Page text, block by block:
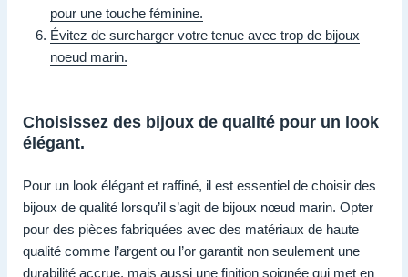
pour une touche féminine.
Évitez de surcharger votre tenue avec trop de bijoux
noeud marin.
Choisissez des bijoux de qualité pour un look
élégant.
Pour un look élégant et raffiné, il est essentiel de choisir des
bijoux de qualité lorsqu’il s’agit de bijoux nœud marin. Opter
pour des pièces fabriquées avec des matériaux de haute
qualité comme l’argent ou l’or garantit non seulement une
durabilité accrue, mais aussi une finition soignée qui met en